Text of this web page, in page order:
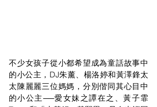
不少女孩子從小都希望成為童話故事中
的小公主，DJ朱薰、楊洛婷和黃澤鋒太
太陳麗麗三位媽媽，分別偕同其心目中
的小公主──愛女妹之譚在之、黃子霏